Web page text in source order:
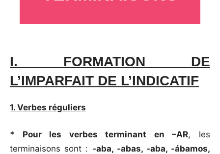
I. FORMATION DE
L’IMPARFAIT DE L’INDICATIF
1. Verbes réguliers
* Pour les verbes terminant en –AR, les
terminaisons sont : -aba, -abas, -aba, -ábamos,